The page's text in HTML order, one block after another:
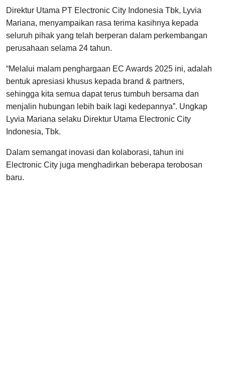
Direktur Utama PT Electronic City Indonesia Tbk, Lyvia
Mariana, menyampaikan rasa terima kasihnya kepada
seluruh pihak yang telah berperan dalam perkembangan
perusahaan selama 24 tahun.
“Melalui malam penghargaan EC Awards 2025 ini, adalah
bentuk apresiasi khusus kepada brand & partners,
sehingga kita semua dapat terus tumbuh bersama dan
menjalin hubungan lebih baik lagi kedepannya”. Ungkap
Lyvia Mariana selaku Direktur Utama Electronic City
Indonesia, Tbk.
Dalam semangat inovasi dan kolaborasi, tahun ini
Electronic City juga menghadirkan beberapa terobosan
baru.